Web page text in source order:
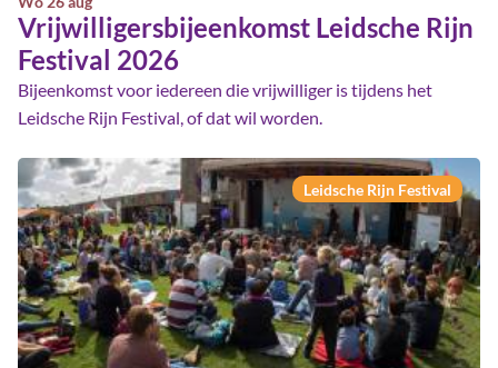
Vrijwilligersbijeenkomst Leidsche Rijn
Festival 2026
Bijeenkomst voor iedereen die vrijwilliger is tijdens het
Leidsche Rijn Festival, of dat wil worden.
Leidsche Rijn Festival